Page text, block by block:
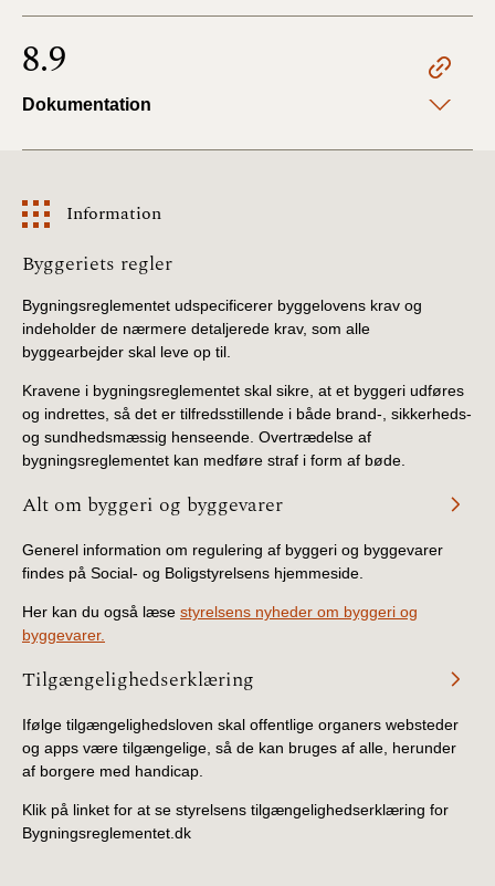
8.9
Dokumentation
Information
Information
Byggeriets regler
Bygningsreglementet udspecificerer byggelovens krav og
indeholder de nærmere detaljerede krav, som alle
byggearbejder skal leve op til.
Kravene i bygningsreglementet skal sikre, at et byggeri udføres
og indrettes, så det er tilfredsstillende i både brand-, sikkerheds-
og sundhedsmæssig henseende. Overtrædelse af
bygningsreglementet kan medføre straf i form af bøde.
Alt om byggeri og byggevarer
Generel information om regulering af byggeri og byggevarer
findes på Social- og Boligstyrelsens hjemmeside.
Her kan du også læse styrelsens nyheder om byggeri og
byggevarer.
Tilgængelighedserklæring
Ifølge tilgængelighedsloven skal offentlige organers websteder
og apps være tilgængelige, så de kan bruges af alle, herunder
af borgere med handicap.
Klik på linket for at se styrelsens tilgængelighedserklæring for
Bygningsreglementet.dk